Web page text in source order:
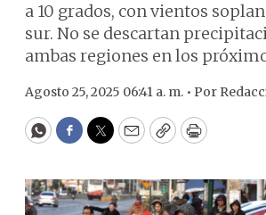
a 10 grados, con vientos
sur. No se descartan
ambas regiones en los
Agosto 25, 2025 06:41 a. m. • Por
WhatsApp
Facebook
Twitter
EmailCopyPrint